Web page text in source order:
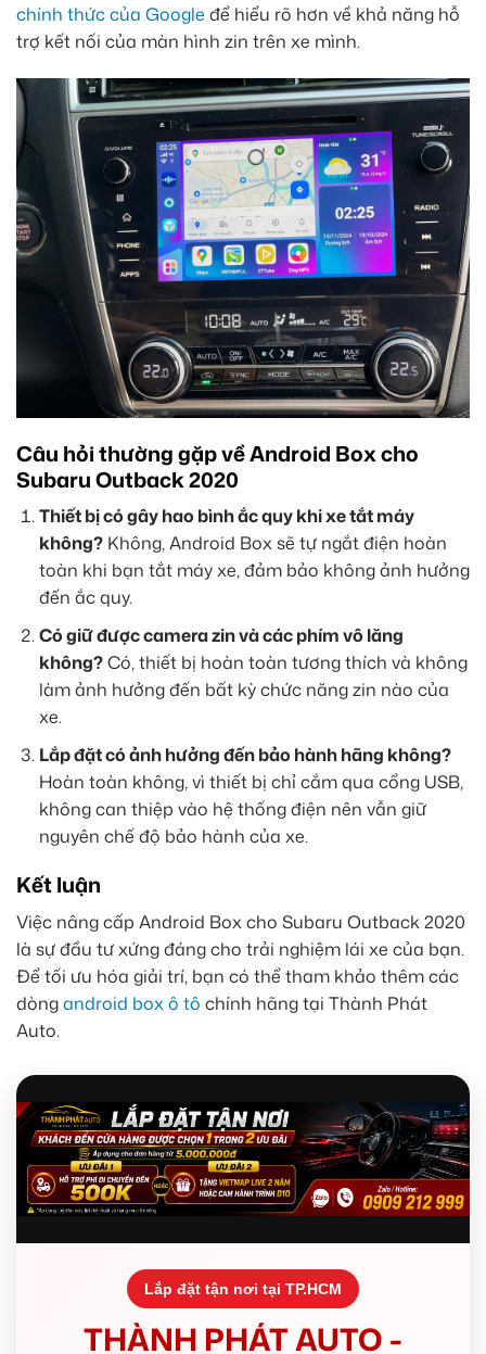
chính thức của Google để hiểu rõ hơn về khả năng hỗ
trợ kết nối của màn hình zin trên xe mình.
Câu hỏi thường gặp về Android Box cho
Subaru Outback 2020
Thiết bị có gây hao bình ắc quy khi xe tắt máy
không?Không, Android Box sẽ tự ngắt điện hoàn
toàn khi bạn tắt máy xe, đảm bảo không ảnh hưởng
đến ắc quy.
Có giữ được camera zin và các phím vô lăng
không?Có, thiết bị hoàn toàn tương thích và không
làm ảnh hưởng đến bất kỳ chức năng zin nào của
xe.
Lắp đặt có ảnh hưởng đến bảo hành hãng không?
Hoàn toàn không, vì thiết bị chỉ cắm qua cổng USB,
không can thiệp vào hệ thống điện nên vẫn giữ
nguyên chế độ bảo hành của xe.
Kết luận
Việc nâng cấp Android Box cho Subaru Outback 2020
là sự đầu tư xứng đáng cho trải nghiệm lái xe của bạn.
Để tối ưu hóa giải trí, bạn có thể tham khảo thêm các
dòngandroid box ô tô chính hãng tại Thành Phát
Auto.
Lắp đặt tận nơi tại TP.HCM
THÀNH PHÁT AUTO -